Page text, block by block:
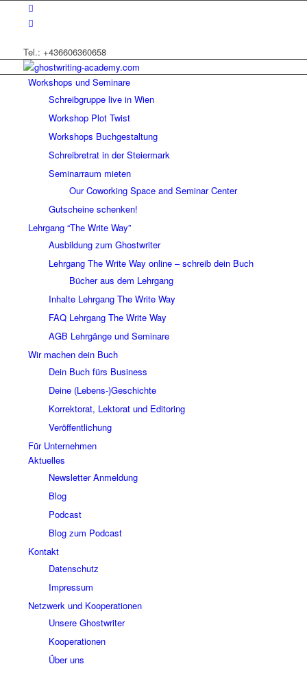
Tel.: +436606360658
Workshops und Seminare
Schreibgruppe live in Wien
Workshop Plot Twist
Workshops Buchgestaltung
Schreibretrat in der Steiermark
Seminarraum mieten
Our Coworking Space and Seminar Center
Gutscheine schenken!
Lehrgang “The Write Way”
Ausbildung zum Ghostwriter
Lehrgang The Write Way online – schreib dein Buch
Bücher aus dem Lehrgang
Inhalte Lehrgang The Write Way
FAQ Lehrgang The Write Way
AGB Lehrgänge und Seminare
Wir machen dein Buch
Dein Buch fürs Business
Deine (Lebens-)Geschichte
Korrektorat, Lektorat und Editoring
Veröffentlichung
Für Unternehmen
Aktuelles
Newsletter Anmeldung
Blog
Podcast
Blog zum Podcast
Kontakt
Datenschutz
Impressum
Netzwerk und Kooperationen
Unsere Ghostwriter
Kooperationen
Über uns